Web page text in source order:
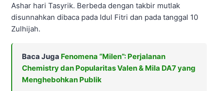
Ashar hari Tasyrik. Berbeda dengan takbir mutlak
disunnahkan dibaca pada Idul Fitri dan pada tanggal 10
Zulhijah.
Baca Juga Fenomena “Milen”: Perjalanan
Chemistry dan Popularitas Valen & Mila DA7 yang
Menghebohkan Publik